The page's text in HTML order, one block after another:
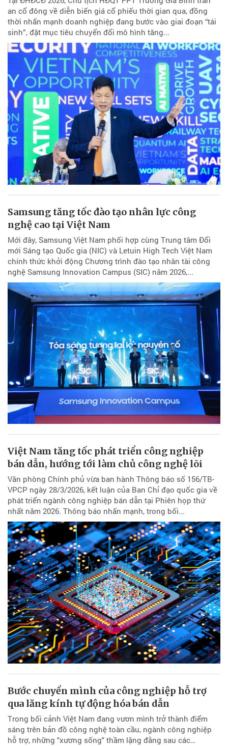
an cổ đông về diễn biến giá cổ phiếu thời gian qua, đồng
thời nhấn mạnh doanh nghiệp đang bước vào giai đoạn “tái
sinh”, đặt mục tiêu chuyển đổi mô hình tăng...
Samsung tăng tốc đào tạo nhân lực công
nghệ cao tại Việt Nam
Mới đây, Samsung Việt Nam phối hợp cùng Trung tâm Đổi
mới Sáng tạo Quốc gia (NIC) và Letuin High Tech Việt Nam
chính thức khởi động Chương trình đào tạo nhân tài công
nghệ Samsung Innovation Campus (SIC) năm 2026,...
Việt Nam tăng tốc phát triển công nghiệp
bán dẫn, hướng tới làm chủ công nghệ lõi
Văn phòng Chính phủ vừa ban hành Thông báo số 156/TB-
VPCP ngày 28/3/2026, kết luận của Ban Chỉ đạo quốc gia về
phát triển ngành công nghiệp bán dẫn tại Phiên họp thứ
nhất năm 2026. Thông báo nhấn mạnh, trong bối...
Bước chuyển mình của công nghiệp hỗ trợ
qua lăng kính tự động hóa bán dẫn
Trong bối cảnh Việt Nam đang vươn mình trở thành điểm
sáng trên bản đồ công nghệ toàn cầu, ngành công nghiệp
hỗ trợ, những "xương sống" thầm lặng đằng sau các…